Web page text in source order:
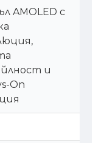
AMOLED с
и
On